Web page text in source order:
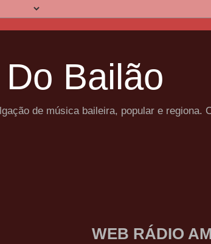
Bailão
de música baileira, popular e regiona.
WEB RÁDIO